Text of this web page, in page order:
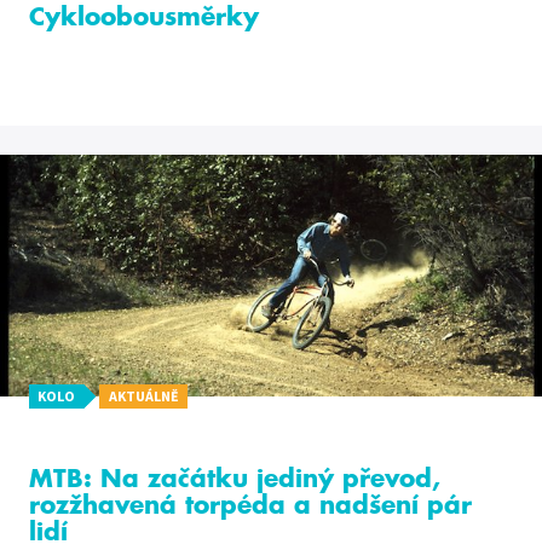
Cykloobousměrky
KOLO AKTUÁLNĚ
MTB: Na začátku jediný převod,
rozžhavená torpéda a nadšení pár
lidí